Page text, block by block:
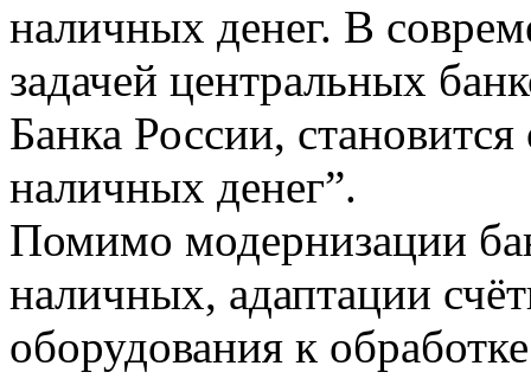
наличных денег. В
задачей центральных
Банка России,
наличных денег”.
Помимо модернизации
наличных, адаптации
оборудования к